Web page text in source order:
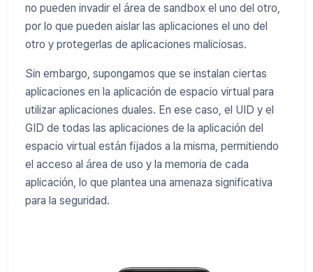
no pueden invadir el área de sandbox el uno del otro,
por lo que pueden aislar las aplicaciones el uno del
otro y protegerlas de aplicaciones maliciosas.
Sin embargo, supongamos que se instalan ciertas
aplicaciones en la aplicación de espacio virtual para
utilizar aplicaciones duales. En ese caso, el UID y el
GID de todas las aplicaciones de la aplicación del
espacio virtual están fijados a la misma, permitiendo
el acceso al área de uso y la memoria de cada
aplicación, lo que plantea una amenaza significativa
para la seguridad.